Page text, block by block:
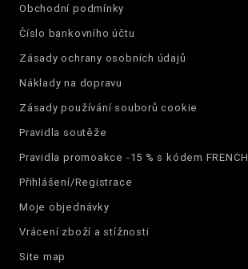
Obchodní podmínky
Číslo bankovního účtu
Zásady ochrany osobních údajů
Náklady na dopravu
Zásady používání souborů cookie
Pravidla soutěže
Pravidla promoakce -15 % s kódem FRENCH
Přihlášení/Registrace
Moje objednávky
Vrácení zboží a stížnosti
Site map